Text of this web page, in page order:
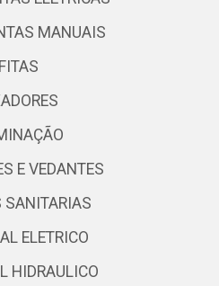
MANUAIS
FITAS
E VEDANTES
SANITARIAS
ELETRICO
HIDRAULICO